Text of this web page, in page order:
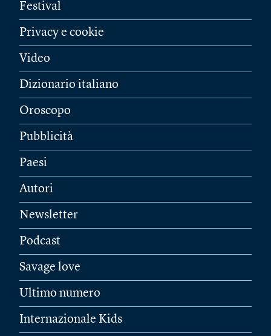
Festival
Privacy e cookie
Video
Dizionario italiano
Oroscopo
Pubblicità
Paesi
Autori
Newsletter
Podcast
Savage love
Ultimo numero
Internazionale Kids